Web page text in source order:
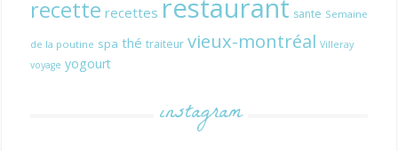
recette recettes restaurant sante Semaine
de la poutine spa thé traiteur vieux-montréal Villeray
voyage yogourt
instagram